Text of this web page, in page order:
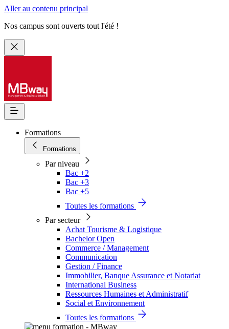
Aller au contenu principal
Nos campus sont ouverts tout l'été !
Formations
Formations
Par niveau
Bac +2
Bac +3
Bac +5
Toutes les formations
Par secteur
Achat Tourisme & Logistique
Bachelor Open
Commerce / Management
Communication
Gestion / Finance
Immobilier, Banque Assurance et Notariat
International Business
Ressources Humaines et Administratif
Social et Environnement
Toutes les formations